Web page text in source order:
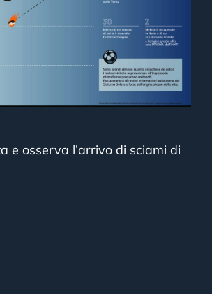
e osserva l’arrivo di sciami di